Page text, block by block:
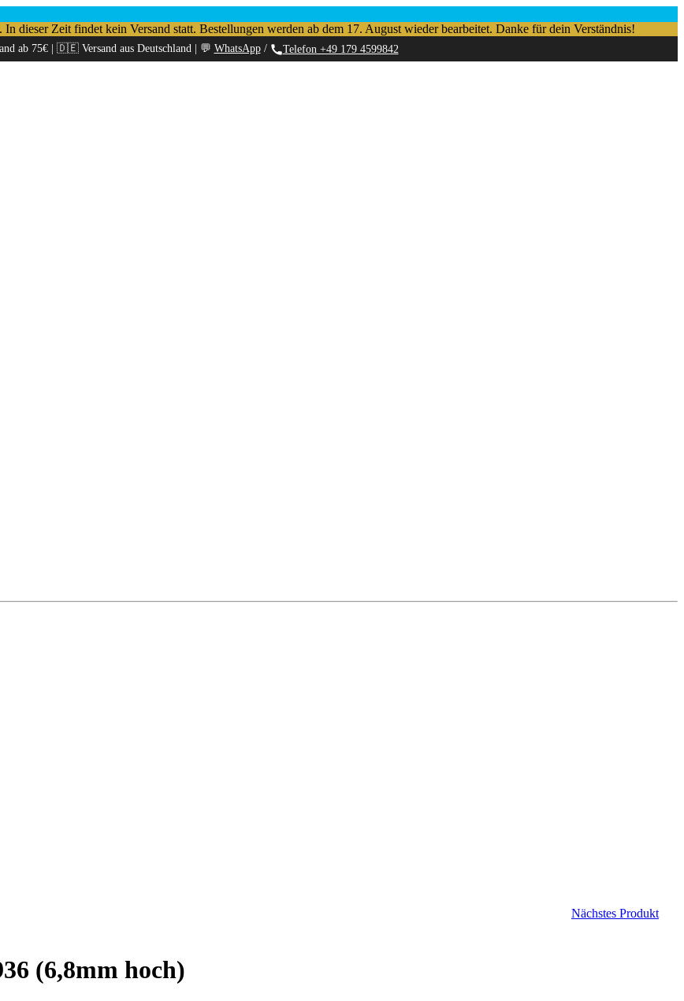
dieser Zeit findet kein Versand statt. Bestellungen werden ab dem 17. August wieder bearbeitet. Danke für dein Verständnis!
ab 75€ | 🇩🇪 Versand aus Deutschland | 💬 WhatsApp/ Telefon +49 179 4599842
Nächstes Produkt
(6,8mm hoch)